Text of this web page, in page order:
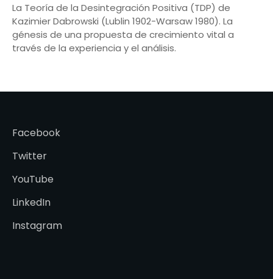
La Teoría de la Desintegración Positiva (TDP) de
Kazimier Dabrowski (Lublin 1902-Warsaw 1980). La
génesis de una propuesta de crecimiento vital a
través de la experiencia y el análisis.
Facebook
Twitter
YouTube
LinkedIn
Instagram